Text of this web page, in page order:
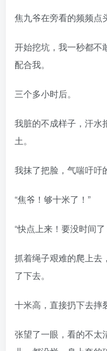
焦九爷在旁看的频频点
开始挖坑，我一秒都不
配合我。
三个多小时后。
我脏的不成样子，汗水
土。
我抹了把脸，气喘吁吁
“焦爷！够十米了！”
“快点上来！要没时间了
抓着绳子艰难的爬上去
了下去。
十米高，直接扔下去摔
张望了一眼，看的不太